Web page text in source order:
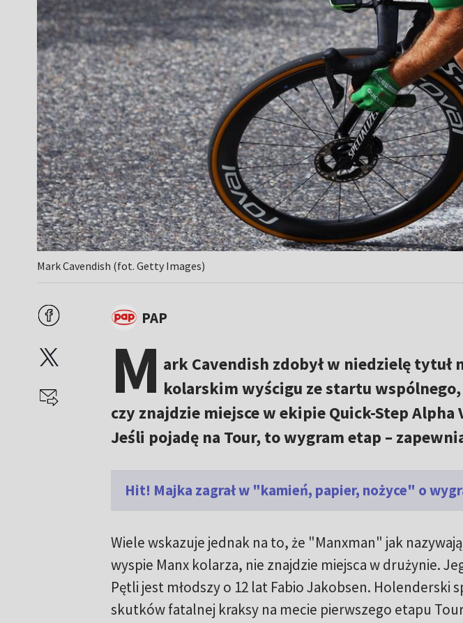
Mark Cavendish (fot. Getty Images)
PAP
M ark Cavendish zdobył w niedzielę
kolarskim wyścigu ze startu
czy znajdzie miejsce w ekipie Quick-Step Alpha
Jeśli pojadę na Tour, to wygram etap –
Hit! Majka zagrał w "kamień, papier, nożyce" o
Wiele wskazuje jednak na to, że "Manxman" jak
wyspie Manx kolarza, nie znajdzie miejsca w drużynie.
Pętli jest młodszy o 12 lat Fabio Jakobsen. Holenderski
skutków fatalnej kraksy na mecie pierwszego etapu